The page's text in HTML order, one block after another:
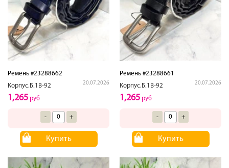
Ремень #23288662
Корпус.Б.1В-92
20.07.2026
1,265 руб
- +
Купить
Ремень #23288661
Корпус.Б.1В-92
20.07.2026
1,265 руб
- +
Купить